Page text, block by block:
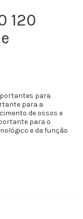
120
para
para a
de ossos e
para o
e da função